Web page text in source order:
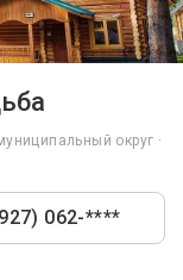
округ ·
062-****